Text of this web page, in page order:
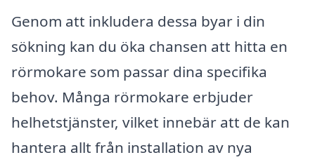
Genom att inkludera dessa byar i din
sökning kan du öka chansen att hitta en
rörmokare som passar dina specifika
behov. Många rörmokare erbjuder
helhetstjänster, vilket innebär att de kan
hantera allt från installation av nya